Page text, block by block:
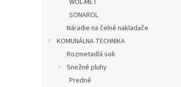
SONAROL
Náradie na čelné nakladače
KOMUNÁLNA TECHNIKA
Rozmetadlá soli
Snežné pluhy
Predné